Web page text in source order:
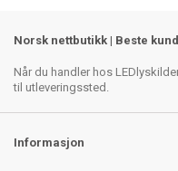
Norsk nettbutikk | Beste
Når du handler hos
til utleveringssted.
Informasjon